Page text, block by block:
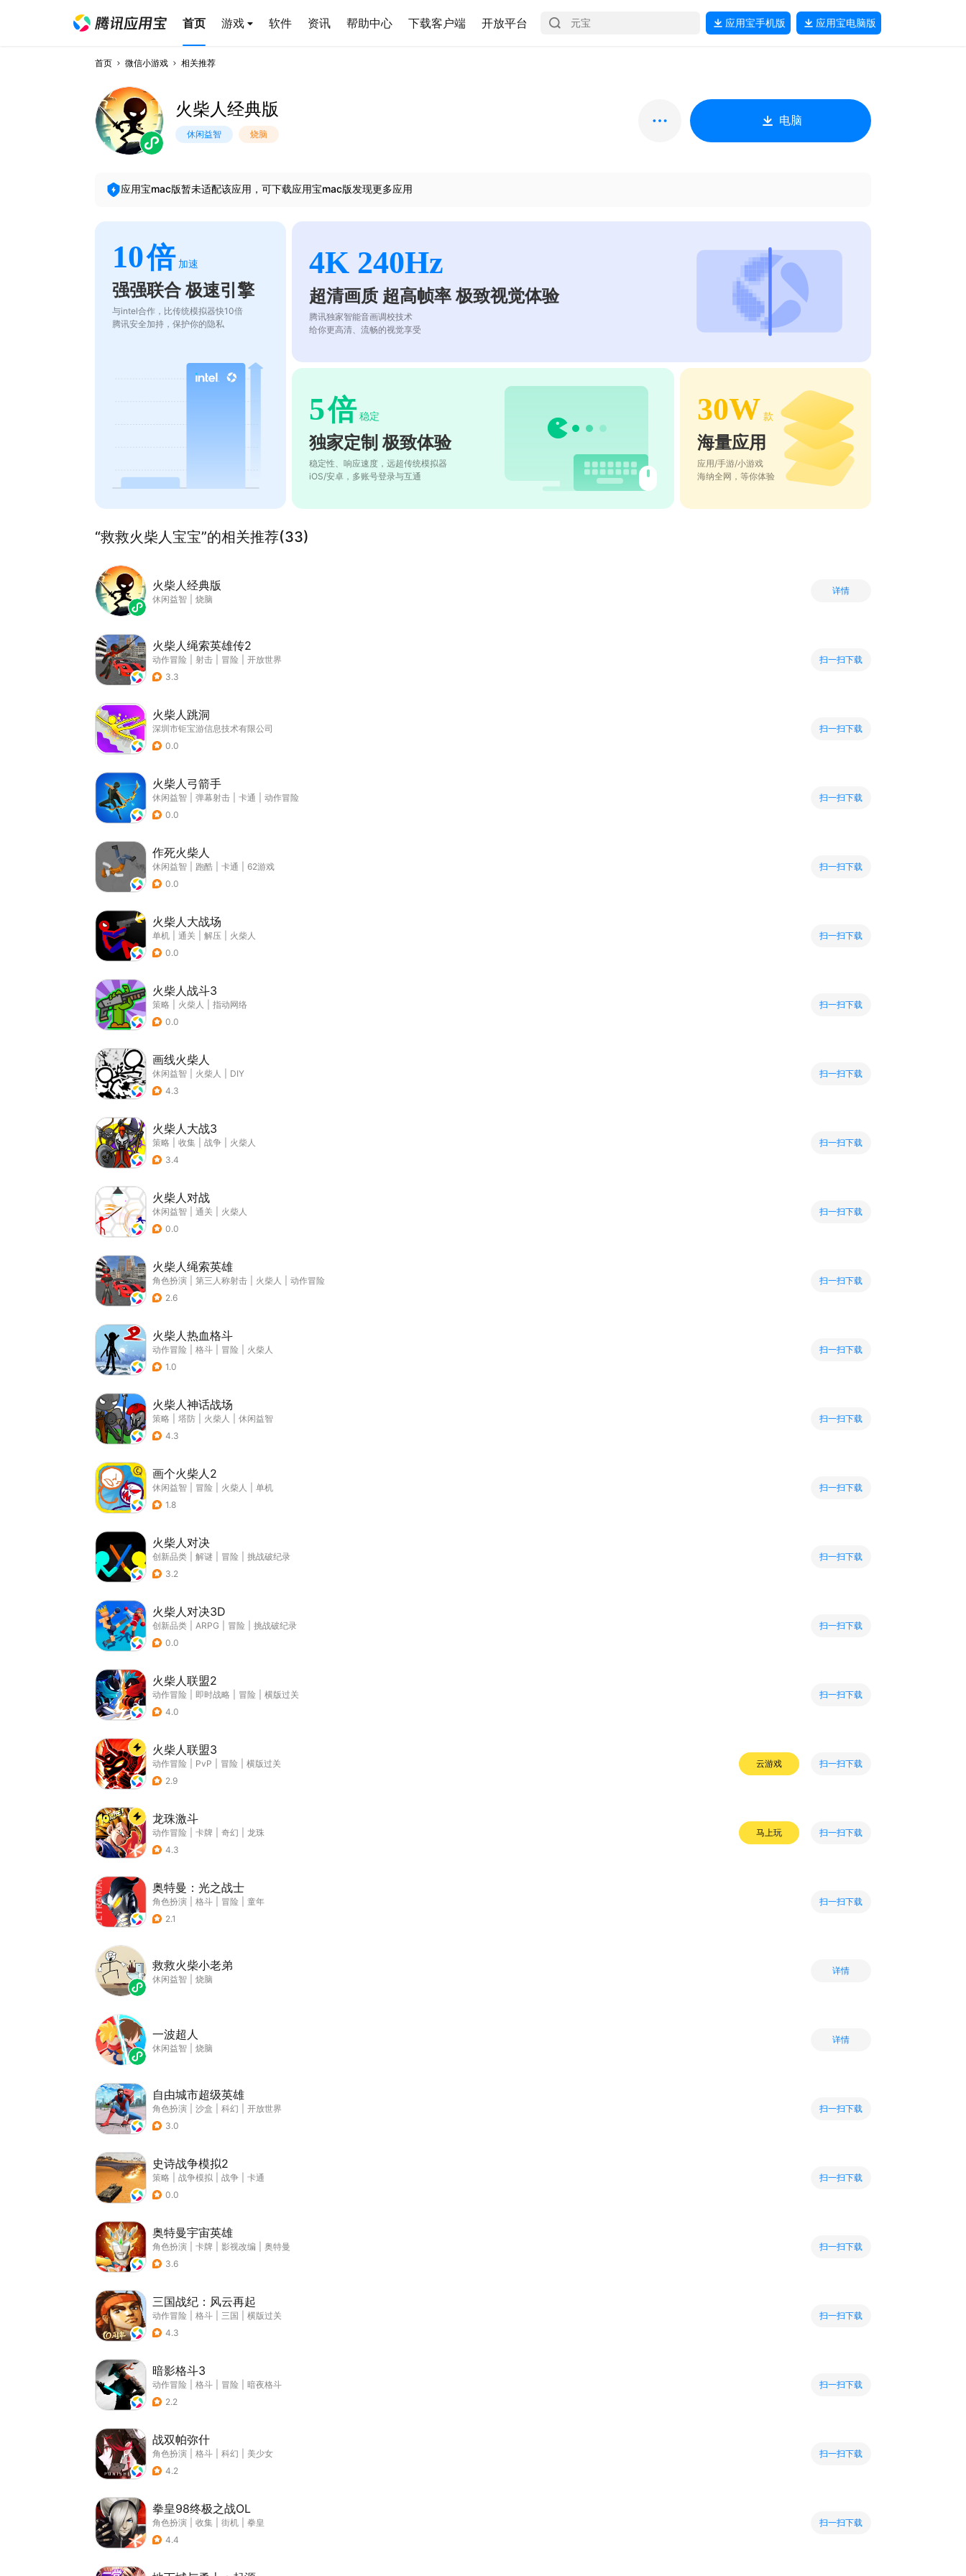
首页 游戏 软件 资讯 帮助中心 下载客户端 开放平台 应用宝手机版 应用宝电脑版
首页 微信小游戏 相关推荐
火柴人经典版
休闲益智 烧脑
电脑
应用宝mac版暂未适配该应用，可下载应用宝mac版发现更多应用
10倍 加速
强强联合 极速引擎
与intel合作，比传统模拟器快10倍
腾讯安全加持，保护你的隐私
4K 240Hz
超清画质 超高帧率 极致视觉体验
腾讯独家智能音画调校技术
给你更高清、流畅的视觉享受
5倍 稳定
独家定制 极致体验
稳定性、响应速度，远超传统模拟器
iOS/安卓，多账号登录与互通
30W 款
海量应用
应用/手游/小游戏
海纳全网，等你体验
“救救火柴人宝宝”的相关推荐(33)
火柴人经典版
休闲益智 烧脑
详情
火柴人绳索英雄传2
动作冒险 射击 冒险
开放世界
3.3
扫一扫下载
火柴人跳洞
深圳市钜宝游信息技术有限公司
0.0
扫一扫下载
火柴人弓箭手
休闲益智 弹幕射击 卡通
动作冒险
0.0
扫一扫下载
作死火柴人
休闲益智 跑酷 卡通
62游戏
0.0
扫一扫下载
火柴人大战场
单机 通关 解压
火柴人
0.0
扫一扫下载
火柴人战斗3
策略 火柴人
指动网络
0.0
扫一扫下载
画线火柴人
休闲益智 火柴人
DIY
4.3
扫一扫下载
火柴人大战3
策略 收集 战争
火柴人
3.4
扫一扫下载
火柴人对战
休闲益智 通关
火柴人
0.0
扫一扫下载
火柴人绳索英雄
角色扮演 第三人称射击 火柴人
动作冒险
2.6
扫一扫下载
火柴人热血格斗
动作冒险 格斗 冒险
火柴人
1.0
扫一扫下载
火柴人神话战场
策略 塔防 火柴人
休闲益智
4.3
扫一扫下载
画个火柴人2
休闲益智 冒险 火柴人
单机
1.8
扫一扫下载
火柴人对决
创新品类 解谜 冒险
挑战破纪录
3.2
扫一扫下载
火柴人对决3D
创新品类 ARPG 冒险
挑战破纪录
0.0
扫一扫下载
火柴人联盟2
动作冒险 即时战略 冒险
横版过关
4.0
扫一扫下载
火柴人联盟3
动作冒险 PvP 冒险
横版过关
2.9
云游戏 扫一扫下载
龙珠激斗
动作冒险 卡牌 奇幻
龙珠
4.3
马上玩 扫一扫下载
奥特曼：光之战士
角色扮演 格斗 冒险
童年
2.1
扫一扫下载
救救火柴小老弟
休闲益智 烧脑
详情
一波超人
休闲益智 烧脑
详情
自由城市超级英雄
角色扮演 沙盒 科幻
开放世界
3.0
扫一扫下载
史诗战争模拟2
策略 战争模拟 战争
卡通
0.0
扫一扫下载
奥特曼宇宙英雄
角色扮演 卡牌 影视改编
奥特曼
3.6
扫一扫下载
三国战纪：风云再起
动作冒险 格斗 三国
横版过关
4.3
扫一扫下载
暗影格斗3
动作冒险 格斗 冒险
暗夜格斗
2.2
扫一扫下载
战双帕弥什
角色扮演 格斗 科幻
美少女
4.2
扫一扫下载
拳皇98终极之战OL
角色扮演 收集 街机
拳皇
4.4
扫一扫下载